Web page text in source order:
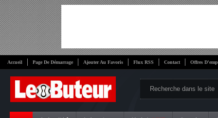
Accueil Page De Démarrage Ajouter Au Favoris Flux RSS Contact Offres